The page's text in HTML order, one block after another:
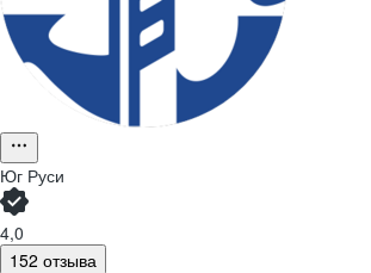
Юг Руси
4,0
152 отзыва